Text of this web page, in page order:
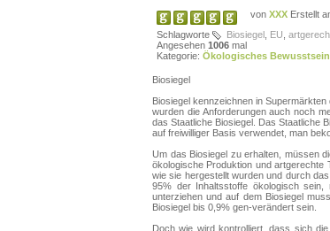
von XXX Erstellt
Schlagworte
Biosiegel EU
Angesehen 1006 mal
Kategorie: Ökologisches Bewusstsein
Biosiegel
Biosiegel kennzeichnen in
wurden die Anforderungen auch noch
das Staatliche Biosiegel. Das Staatliche
auf freiwilliger Basis verwendet, man
Um das Biosiegel zu erhalten, müssen
ökologische Produktion und artgerechte
wie sie hergestellt wurden und durch
95% der Inhaltsstoffe ökologisch
unterziehen und auf dem Biosiegel
Biosiegel bis 0,9% gen-verändert sein.
Doch wie wird kontrolliert, dass sich